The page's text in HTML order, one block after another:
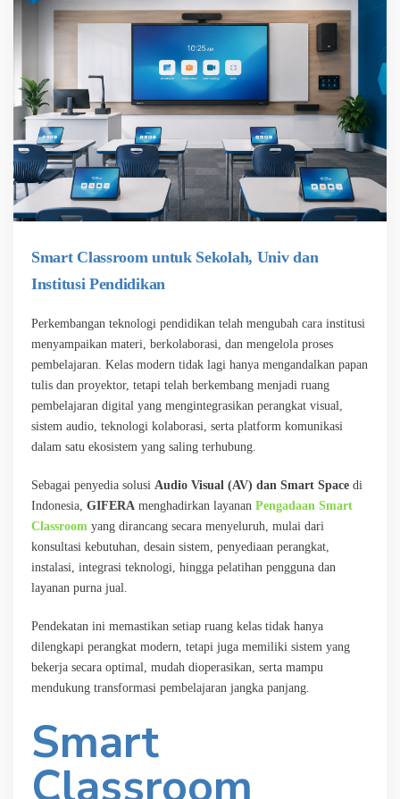
Smart Classroom untuk Sekolah, Univ dan
Institusi Pendidikan
Perkembangan teknologi pendidikan telah mengubah cara institusi
menyampaikan materi, berkolaborasi, dan mengelola proses
pembelajaran. Kelas modern tidak lagi hanya mengandalkan papan
tulis dan proyektor, tetapi telah berkembang menjadi ruang
pembelajaran digital yang mengintegrasikan perangkat visual,
sistem audio, teknologi kolaborasi, serta platform komunikasi
dalam satu ekosistem yang saling terhubung.
Sebagai penyedia solusi Audio Visual (AV) dan Smart Space di
Indonesia, GIFERA menghadirkan layanan Pengadaan Smart
Classroom yang dirancang secara menyeluruh, mulai dari
konsultasi kebutuhan, desain sistem, penyediaan perangkat,
instalasi, integrasi teknologi, hingga pelatihan pengguna dan
layanan purna jual.
Pendekatan ini memastikan setiap ruang kelas tidak hanya
dilengkapi perangkat modern, tetapi juga memiliki sistem yang
bekerja secara optimal, mudah dioperasikan, serta mampu
mendukung transformasi pembelajaran jangka panjang.
Smart
Classroom